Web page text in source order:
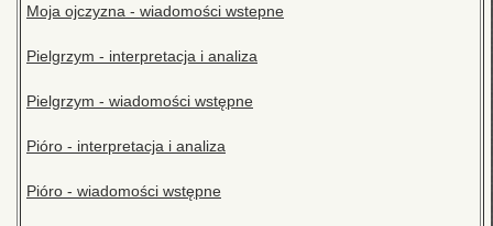
Moja ojczyzna - wiadomości wstepne
Pielgrzym - interpretacja i analiza
Pielgrzym - wiadomości wstępne
Pióro - interpretacja i analiza
Pióro - wiadomości wstępne